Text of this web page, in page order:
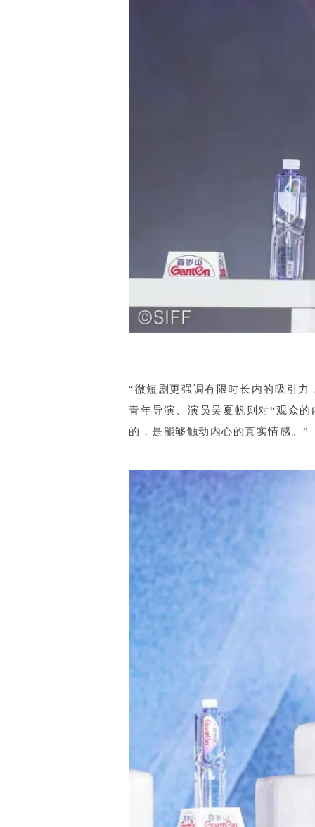
“微短剧更强调有限时长内的吸引
青年导演、演员吴夏帆则对“观众
的，是能够触动内心的真实情感。”